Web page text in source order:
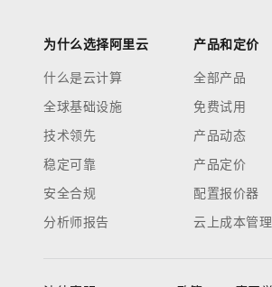
为什么选择阿里云
什么是云计算
全球基础设施
技术领先
稳定可靠
安全合规
分析师报告
产品和定价
全部产品
免费试用
产品动态
产品定价
配置报价器
云上成本管理